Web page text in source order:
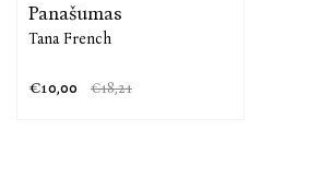
Panašumas
Tana French
€10,00 €18,21